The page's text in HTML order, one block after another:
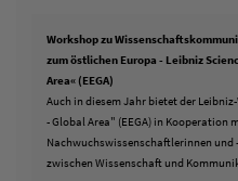
Workshop zu
zum östlichen Europa - Leibniz
Area« (EEGA)
Auch in diesem Jahr bietet der
- Global Area" (EEGA) in Kooperation
Nachwuchswissenschaftlerinnen
zwischen Wissenschaft und